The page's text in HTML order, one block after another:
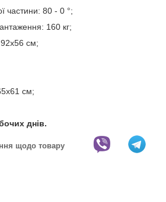
частини: 80 - 0 °;
160 кг;
см;
см;
днів.
щодо товару